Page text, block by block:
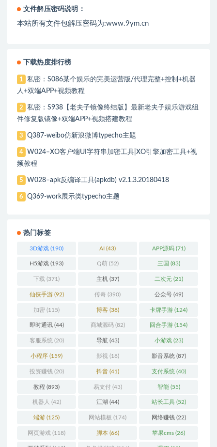
文件解压密码说明：
本站所有文件包解压密码为:www.9ym.cn
下载热度排行榜
1
私密：S086某个娱乐的完美运营版/代理完整+控制+机器
人+双端APP+视频教程
2
私密：S938【老夫子镜像终结版】最新老夫子娱乐游戏组
件修复版镜像+双端APP+视频搭建教程
3 Q387-weibo仿新浪微博typecho主题
4
W024–XO客户端UI字符串加密工具|XO引擎加密工具+视
频教程
5 W028–apk反编译工具(apkdb) v2.1.3.20180418
6 Q369-work展示类typecho主题
热门标签
3D游戏 (190) AI (43) APP源码(71)
H5游戏 (193) Q萌 (52) 三国 (83)
下载 (371) 主机(37) 二次元(21)
仙侠手游(92) 传奇 (390) 公众号(49)
加密 (115) 博客(38) 卡牌手游 (124)
即时通讯(44) 商城源码(82) 回合手游 (154)
客服系统 (20) 导航(43) 小游戏(23)
小程序 (159) 影视(18) 影音系统 (87)
投资赚钱 (20) 抖音(41) 支付系统 (40)
教程 (893) 易支付(43) 智能(55)
机器人 (42) 江湖 (44) 站长工具(52)
端游 (125) 网站模板 (174) 网络赚钱(22)
网页游戏 (118) 脚本(66) 苹果cms (26)